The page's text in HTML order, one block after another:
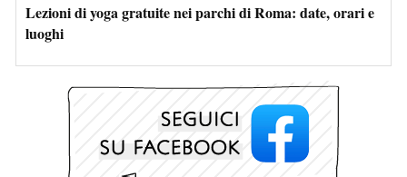
Lezioni di yoga gratuite nei parchi di Roma: date, orari e
luoghi